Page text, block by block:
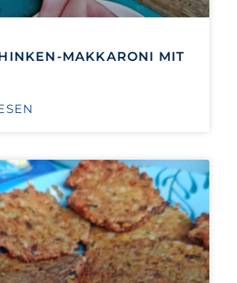
MAKKARONI MIT